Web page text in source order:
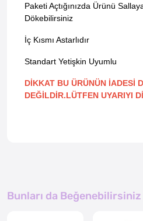
Paketi Açtığınızda Ürünü
Dökebilirsiniz
İç Kısmı Astarlıdır
Standart Yetişkin Uyumlu
DİKKAT BU ÜRÜNÜN İADESİ
DEĞİLDİR.LÜTFEN UYARIYI
Bunları da Beğenebilirsiniz